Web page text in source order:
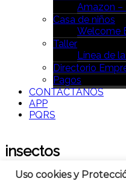
Amazon –
Casa de niños
Welcome
Taller
Línea de
Directorio
Pagos
CONTÁCTANOS
APP
PQRS
insectos
Uso cookies y